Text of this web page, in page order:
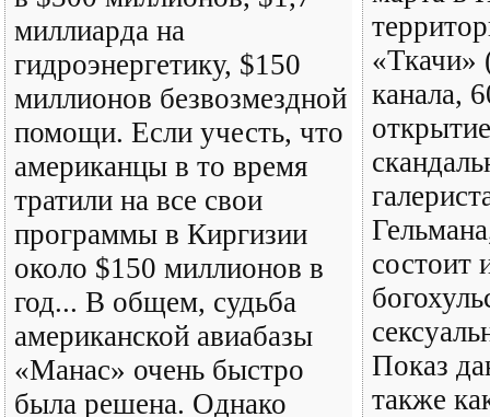
миллиарда на
гидроэнергетику, $150
миллионов безвозмездной
помощи. Если учесть, что
американцы в то время
тратили на все свои
программы в Киргизии
около $150 миллионов в
год... В общем, судьба
американской авиабазы
«Манас» очень быстро
была решена. Однако
«Ткачи»
канала,
состоит
Показ
также